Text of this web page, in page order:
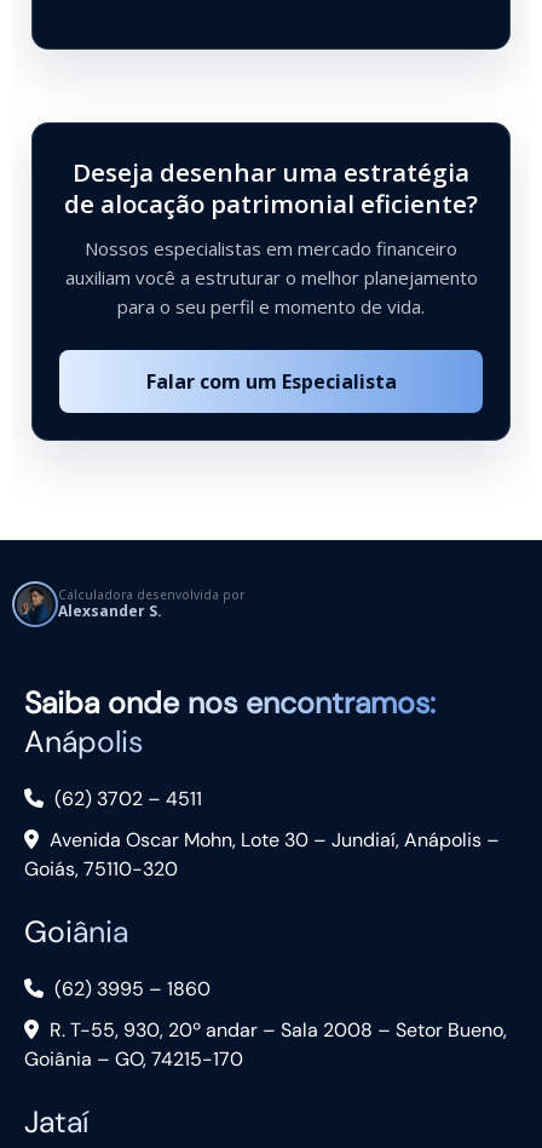
Deseja desenhar uma estratégia
de alocação patrimonial eficiente?
Nossos especialistas em mercado financeiro
auxiliam você a estruturar o melhor planejamento
para o seu perfil e momento de vida.
Falar com um Especialista
Calculadora desenvolvida por
Alexsander S.
Saiba onde nos encontramos:
Anápolis
(62) 3702 – 4511
Avenida Oscar Mohn, Lote 30 – Jundiaí, Anápolis –
Goiás, 75110-320
Goiânia
(62) 3995 – 1860
R. T-55, 930, 20º andar – Sala 2008 – Setor Bueno,
Goiânia – GO, 74215-170
Jataí